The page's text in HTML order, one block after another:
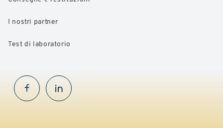
I nostri partner
Test di laboratorio
FacebookInstaGram